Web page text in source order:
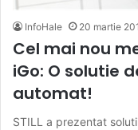
InfoHale 20 martie
Cel mai nou
iGo: O solutie
automat!
STILL a prezentat